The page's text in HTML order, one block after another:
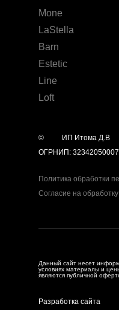
Mone
LaStella
Barn
Estetic
Line
Loft
©
ИП Итома Д.В
ОГРНИП:
Политика обработки
Согласие на
Данный сайт несет
условиях материалы и
являются публичной
Разработка сайта